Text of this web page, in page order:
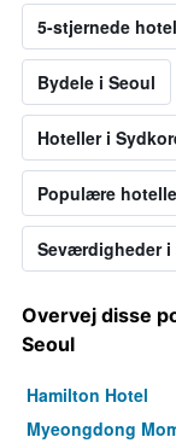
5-stjernede
Bydele i Seoul
Hoteller i
Populære
Seværdigheder i
Overvej disse
Seoul
Hamilton Hotel
Myeongdong